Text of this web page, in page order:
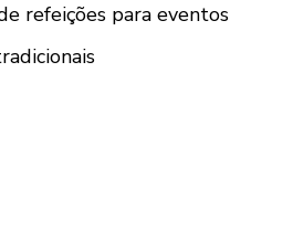
refeições para eventos